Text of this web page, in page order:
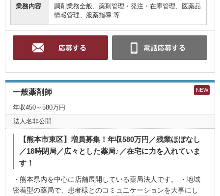
業務内容
調剤業務全般、薬剤管理・発注・在庫管理、医薬品
情報管理、服薬指導 等
NEW
一般薬剤師
年収450～580万円
法人名非公開
【熊本市東区】増員募集！年収580万円／残業ほぼなし
／18時閉局／広々とした薬局♪／在宅に力を入れていま
す！
・熊本県内を中心に店舗展開している薬局法人です。 ・地域
密着型の薬局で、患者様とのコミュニケーションを大事にし